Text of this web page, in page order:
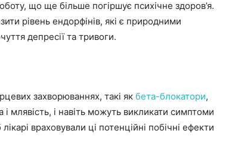
що ще більше погіршує психічне здоров’я.
рівень ендорфінів, які є природними
депресії та тривоги.
захворюваннях, такі як бета-блокатори,
млявість, і навіть можуть викликати симптоми
враховували ці потенційні побічні ефекти